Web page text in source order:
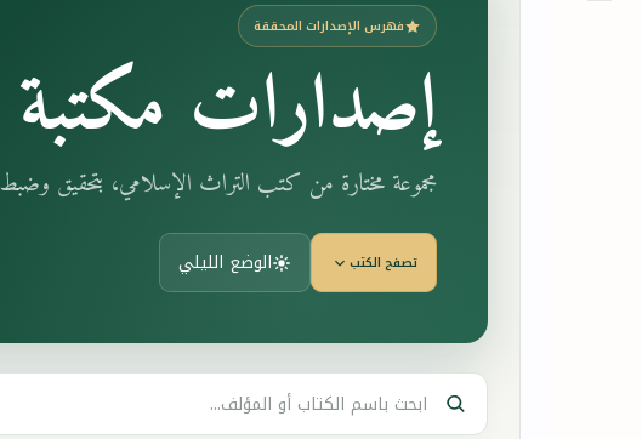
فهرس الإصدارات المحققة
إصدارات
مجموعة مختارة من كتب التراث الإسلامي، بتحقيق وضبط
تصفح الكتب الوضع الليلي